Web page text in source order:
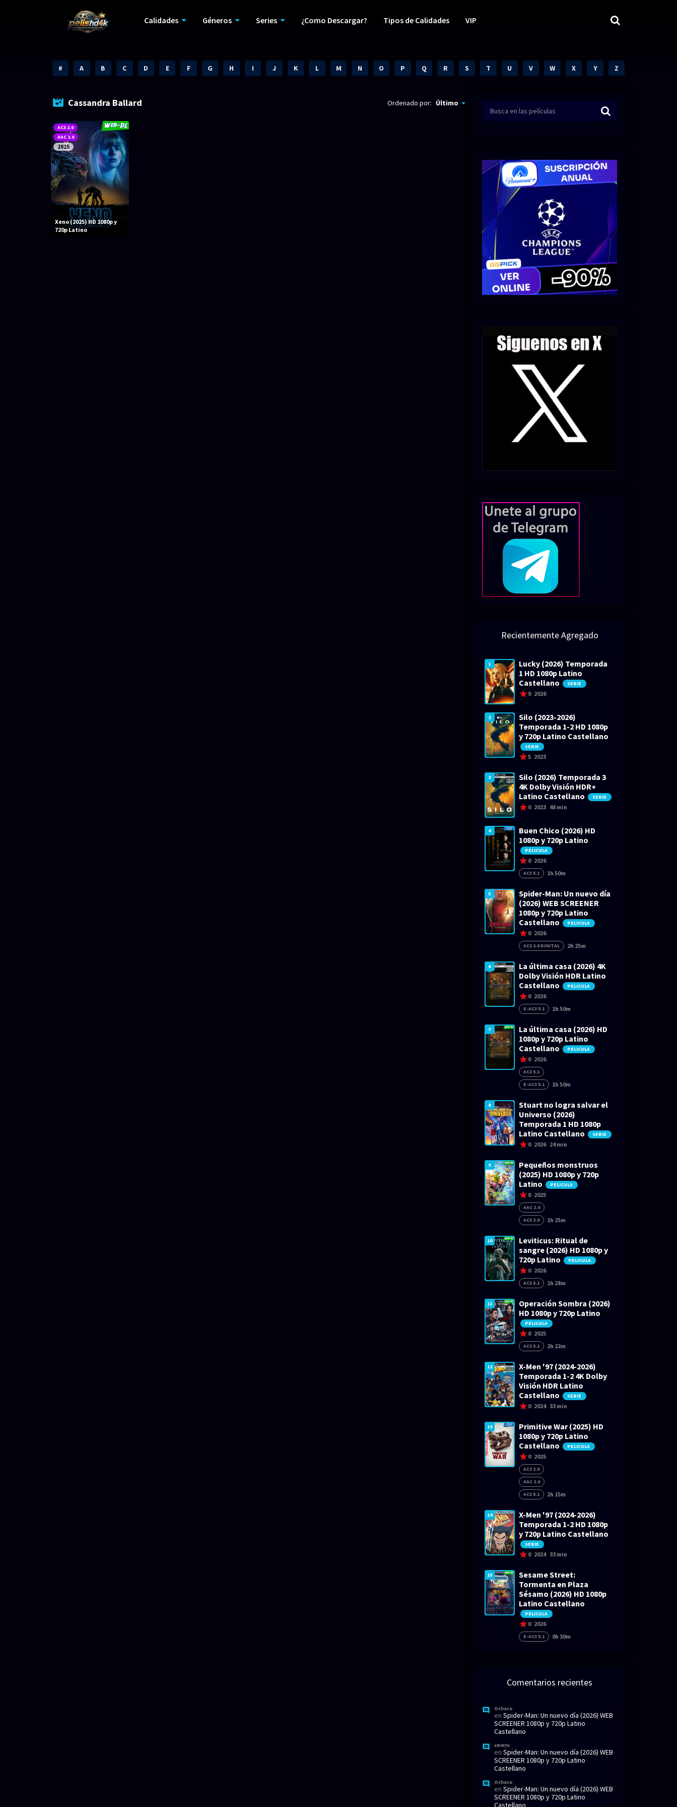
Calidades Géneros Series ¿Como Descargar? Tipos de Calidades VIP
# A B C D E F G H I J K L M N O P Q R S T U V W X Y Z
Cassandra Ballard Ordenado por: Último
AC3 2.0
AAC 2.0
2025
Xeno (2025) HD 1080p y
720p Latino
Recientemente Agregado
1
Lucky (2026) Temporada
1 HD 1080p Latino
Castellano
SERIE
0 2026
2
Silo (2023-2026)
Temporada 1-2 HD 1080p
y 720p Latino Castellano
SERIE
5 2023
3
Silo (2026) Temporada 3
4K Dolby Visión HDR+
Latino Castellano
SERIE
0 2023 48 min
4
Buen Chico (2026) HD
1080p y 720p Latino
PELICULA
0 2026
AC3 5.1 1h 50m
5
Spider-Man: Un nuevo día
(2026) WEB SCREENER
1080p y 720p Latino
Castellano
PELICULA
0 2026
AC3 2.0 DIGITAL 2h 25m
6
La última casa (2026) 4K
Dolby Visión HDR Latino
Castellano
PELICULA
0 2026
E-AC3 5.1 1h 50m
7
La última casa (2026) HD
1080p y 720p Latino
Castellano
PELICULA
0 2026
AC3 5.1
E-AC3 5.1
1h 50m
8
Stuart no logra salvar el
Universo (2026)
Temporada 1 HD 1080p
Latino Castellano
SERIE
0 2026 24 min
9
Pequeños monstruos
(2025) HD 1080p y 720p
Latino
PELICULA
0 2025
AAC 2.0
AC3 2.0
1h 25m
10
Leviticus: Ritual de
sangre (2026) HD 1080p y
720p Latino
PELICULA
0 2026
AC3 5.1 1h 28m
11
Operación Sombra (2026)
HD 1080p y 720p Latino
PELICULA
0 2025
AC3 5.1 2h 22m
12
X-Men '97 (2024-2026)
Temporada 1-2 4K Dolby
Visión HDR Latino
Castellano
SERIE
0 2024 33 min
13
Primitive War (2025) HD
1080p y 720p Latino
Castellano
PELICULA
0 2025
AC3 2.0
AAC 2.0
AC3 5.1
2h 15m
14
X-Men '97 (2024-2026)
Temporada 1-2 HD 1080p
y 720p Latino Castellano
SERIE
0 2024 33 min
15
Sesame Street:
Tormenta en Plaza
Sésamo (2026) HD 1080p
Latino Castellano
PELICULA
0 2026
E-AC3 5.1 0h 30m
Comentarios recientes
Ochaco
en Spider-Man: Un nuevo día (2026) WEB
SCREENER 1080p y 720p Latino
Castellano
xNIKYx
en Spider-Man: Un nuevo día (2026) WEB
SCREENER 1080p y 720p Latino
Castellano
Ochaco
en Spider-Man: Un nuevo día (2026) WEB
SCREENER 1080p y 720p Latino
Castellano